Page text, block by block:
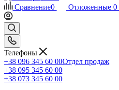
Сравнение0 Отложенные 0
Телефоны
+38 096 345 60 00Отдел продаж
+38 095 345 60 00
+38 073 345 60 00